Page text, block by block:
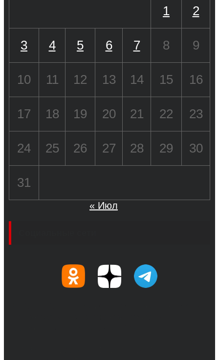
1 2
3 4 5 6 7 8 9
10 11 12 13 14 15 16
17 18 19 20 21 22 23
24 25 26 27 28 29 30
31
« Июл